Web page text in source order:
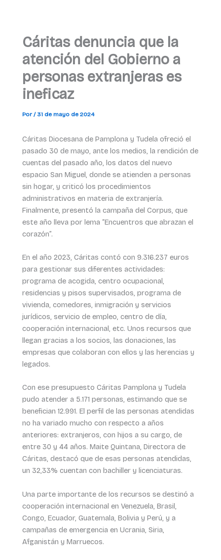
Cáritas denuncia que la
atención del Gobierno a
personas extranjeras es
ineficaz
Por / 31 de mayo de 2024
Cáritas Diocesana de Pamplona y Tudela ofreció el
pasado 30 de mayo, ante los medios, la rendición de
cuentas del pasado año, los datos del nuevo
espacio San Miguel, donde se atienden a personas
sin hogar, y criticó los procedimientos
administrativos en materia de extranjería.
Finalmente, presentó la campaña del Corpus, que
este año lleva por lema “Encuentros que abrazan el
corazón”.
En el año 2023, Cáritas contó con 9.316.237 euros
para gestionar sus diferentes actividades:
programa de acogida, centro ocupacional,
residencias y pisos supervisados, programa de
vivienda, comedores, inmigración y servicios
jurídicos, servicio de empleo, centro de día,
cooperación internacional, etc. Unos recursos que
llegan gracias a los socios, las donaciones, las
empresas que colaboran con ellos y las herencias y
legados.
Con ese presupuesto Cáritas Pamplona y Tudela
pudo atender a 5.171 personas, estimando que se
benefician 12.991. El perfil de las personas atendidas
no ha variado mucho con respecto a años
anteriores: extranjeros, con hijos a su cargo, de
entre 30 y 44 años. Maite Quintana, Directora de
Cáritas, destacó que de esas personas atendidas,
un 32,33% cuentan con bachiller y licenciaturas.
Una parte importante de los recursos se destinó a
cooperación internacional en Venezuela, Brasil,
Congo, Ecuador, Guatemala, Bolivia y Perú, y a
campañas de emergencia en Ucrania, Siria,
Afganistán y Marruecos.